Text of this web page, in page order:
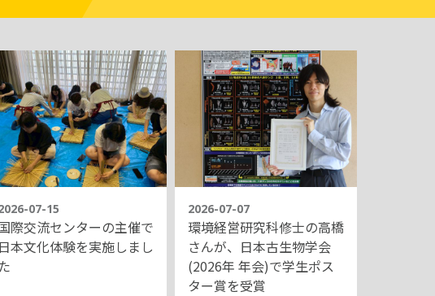
07-15
際交流センターの主催で
日本文化体験を実施しまし
た
2026-07-07
環境経営研究科修士の高橋
さんが、日本古生物学会
(2026年 年会)で学生ポス
ター賞を受賞